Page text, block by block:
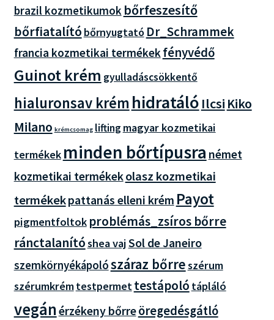
brazil kozmetikumok bőrfeszesítő
bőrfiatalító bőrnyugtató Dr_Schrammek
francia kozmetikai termékek fényvédő
Guinot krém gyulladáscsökkentő
hialuronsav krémhidratáló Ilcsi Kiko
Milano krémcsomag lifting magyar kozmetikai
termékek minden bőrtípusra német
kozmetikai termékekolasz kozmetikai
termékekpattanás elleni krém Payot
pigmentfoltok problémás_zsíros bőrre
ránctalanítóshea vajSol de Janeiro
szemkörnyékápolószáraz bőrreszérum
szérumkrémtestpermettestápoló tápláló
vegánérzékeny bőrreöregedésgátló